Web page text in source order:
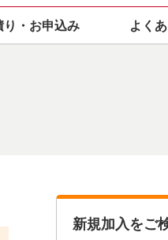
・ お申込み よく
新規加入をご